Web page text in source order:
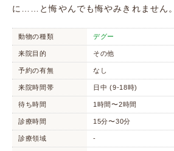
に……と悔やんでも悔やみきれません。
動物の種類 デグー
来院目的 その他
予約の有無 なし
来院時間帯 日中 (9-18時)
待ち時間 1時間〜2時間
診療時間 15分〜30分
診療領域 -